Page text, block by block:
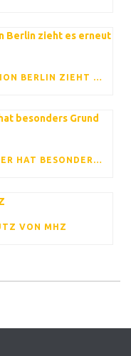
⚽ ☀️🏔️ DIE PROFIS VOM 1. FC UNION BERLIN ZIEHT ES ERNEUT INS TRAININGSLAGER 🏔️☀️⚽
GRAMMY VERLEIHUNG 2023: EINER HAT BESONDERS GRUND ZUR FREUDE
VON MHZ